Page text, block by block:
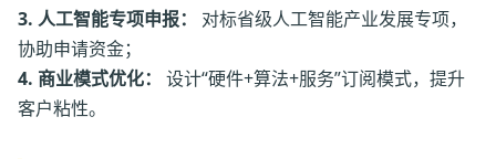
3. 人工智能专项申报：
对标省级人工智能产业发展专项，
协助申请资金；
4. 商业模式优化：
设计“硬件+算法+服务”订阅模式，提升
客户粘性。